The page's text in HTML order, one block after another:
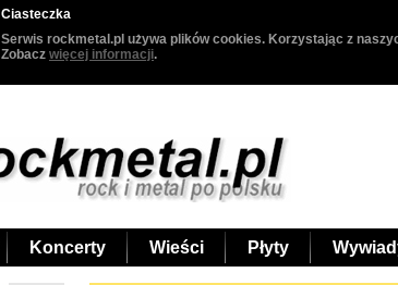
Ciasteczka
Serwis rockmetal.pl używa plików cookies. Korzystając z
Zobacz więcej informacji.
Koncerty Wieści Płyty